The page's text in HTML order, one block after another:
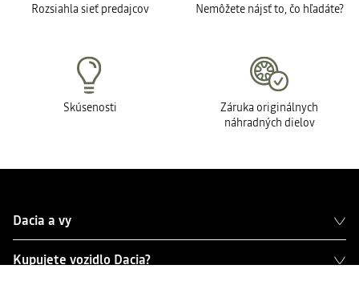
Rozsiahla sieť predajcov Nemôžete nájsť to, čo hľadáte?
Skúsenosti
Záruka originálnych
náhradných dielov
Dacia a vy
Kupujete vozidlo Dacia?